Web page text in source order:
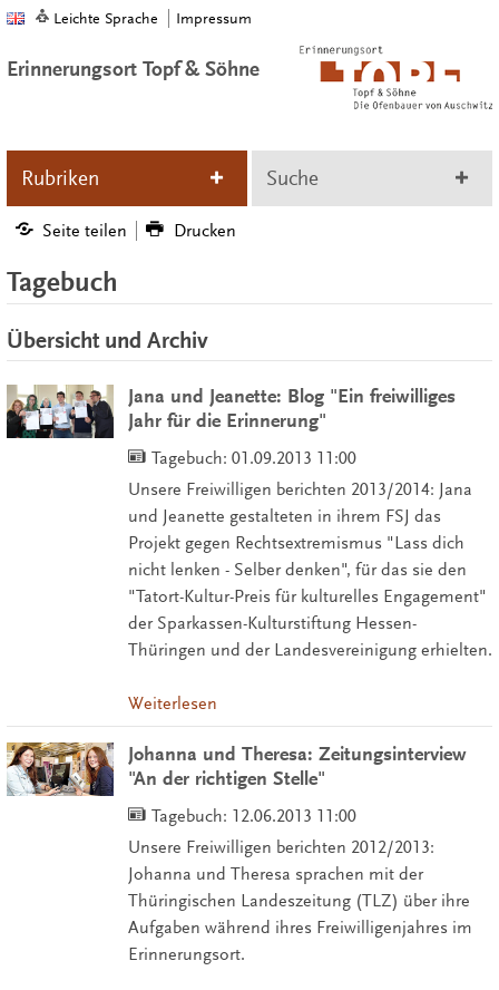
Leichte Sprache Impressum
Erinnerungsort Topf & Söhne
Rubriken Suche
Seite teilen Drucken
Tagebuch
Übersicht und Archiv
Jana und Jeanette: Blog "Ein freiwilliges
Jahr für die Erinnerung"
Tagebuch: 01.09.2013 11:00
Unsere Freiwilligen berichten 2013/2014: Jana
und Jeanette gestalteten in ihrem FSJ das
Projekt gegen Rechtsextremismus "Lass dich
nicht lenken - Selber denken", für das sie den
"Tatort-Kultur-Preis für kulturelles Engagement"
der Sparkassen-Kulturstiftung Hessen-
Thüringen und der Landesvereinigung erhielten.
Weiterlesen
Johanna und Theresa: Zeitungsinterview
"An der richtigen Stelle"
Tagebuch: 12.06.2013 11:00
Unsere Freiwilligen berichten 2012/2013:
Johanna und Theresa sprachen mit der
Thüringischen Landeszeitung (TLZ) über ihre
Aufgaben während ihres Freiwilligenjahres im
Erinnerungsort.